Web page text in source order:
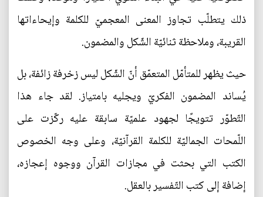
ذلك يتطلّب تجاوز المعنى المعجميّ للكلمة وإيحاءاتها
القريبة، وملاحظة ثنائيّة الشّكل والمضمون.
حيث يظهر للمتأمّل المتعمّق أنّ الشّكل ليس زخرفة زائفة، بل
يُساند المضمون الفكريّ ويجليه بامتياز. لقد جاء هذا
التّطوّر تتويجًا لجهود علميّة سابقة عليه ركّزت على
اللّمحات الجماليّة للكلمة القرآنيّة، وعلى وجه الخصوص
الكتب التي بحثت في مجازات القرآن ووجوه إعجازه،
إضافة إلى كتب التّفسير بالعقل.